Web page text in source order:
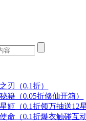
刃（0.1折）
籍（0.05折修仙开箱）
姬（0.1折领万抽送12星
命（0.1折爆衣触碰互